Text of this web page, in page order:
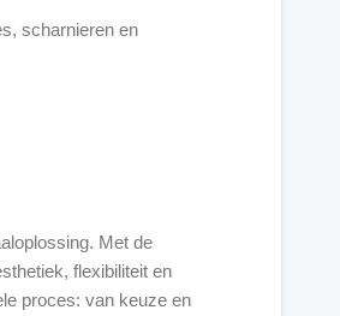
scharnieren en
Met de
flexibiliteit en
proces: van keuze en